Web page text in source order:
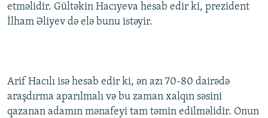
etməlidir. Gültəkin Hacıyeva hesab edir ki, prezident
İlham Əliyev də elə bunu istəyir.
Arif Hacılı isə hesab edir ki, ən azı 70-80 dairədə
araşdırma aparılmalı və bu zaman xalqın səsini
qazanan adamın mənafeyi tam təmin edilməlidir. Onun